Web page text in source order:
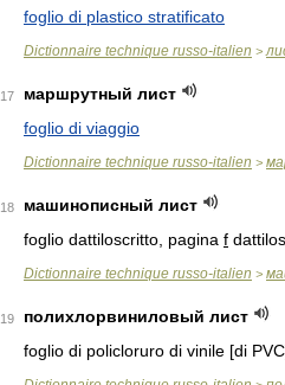
foglio di plastico stratificato
Dictionnaire technique russo-italien >
17
маршрутный лист
foglio di viaggio
Dictionnaire technique russo-italien >
18
машинописный лист
foglio dattiloscritto, pagina f
Dictionnaire technique russo-italien >
19
полихлорвиниловый лист
foglio di policloruro di vinile [di